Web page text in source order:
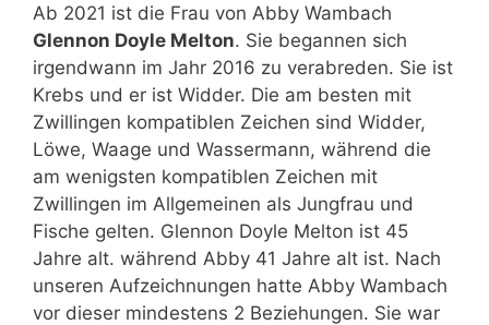
Ab 2021 ist die Frau von Abby Wambach
Glennon Doyle Melton. Sie begannen sich
irgendwann im Jahr 2016 zu verabreden. Sie ist
Krebs und er ist Widder. Die am besten mit
Zwillingen kompatiblen Zeichen sind Widder,
Löwe, Waage und Wassermann, während die
am wenigsten kompatiblen Zeichen mit
Zwillingen im Allgemeinen als Jungfrau und
Fische gelten. Glennon Doyle Melton ist 45
Jahre alt. während Abby 41 Jahre alt ist. Nach
unseren Aufzeichnungen hatte Abby Wambach
vor dieser mindestens 2 Beziehungen. Sie war